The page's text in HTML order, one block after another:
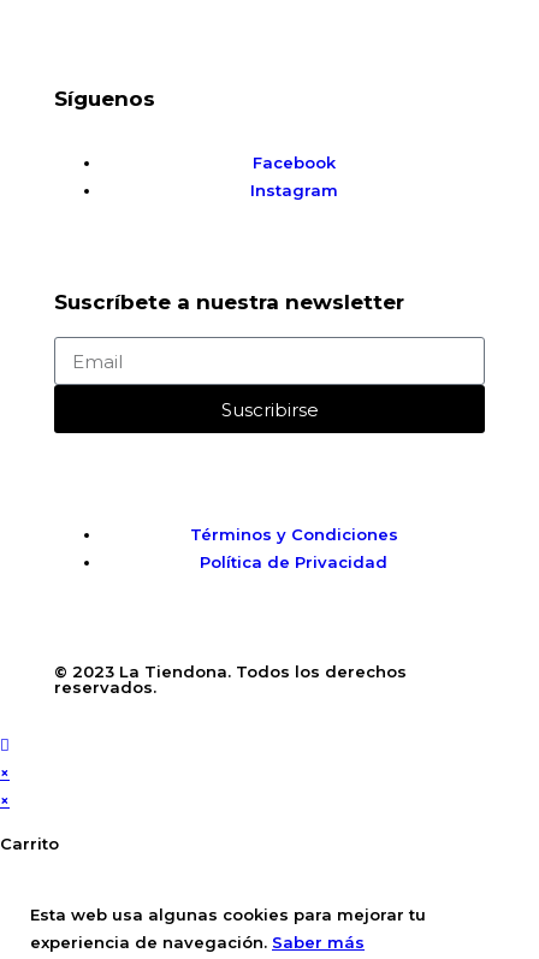
Síguenos
Facebook
Instagram
Suscríbete a nuestra newsletter
Suscribirse
© 2023 La Tiendona. Todos los derechos
reservados.
Términos y Condiciones
Política de Privacidad
×
×
Carrito
Esta web usa algunas cookies para mejorar tu
experiencia de navegación. Saber más